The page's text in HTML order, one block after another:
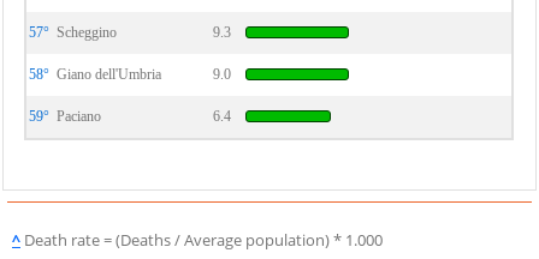
57° Scheggino 9.3
58° Giano dell'Umbria 9.0
59° Paciano 6.4
^ Death rate = (Deaths / Average population) * 1.000